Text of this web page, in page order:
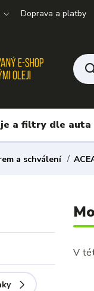
Doprava a platby
a filtry dle auta
a schválení
V